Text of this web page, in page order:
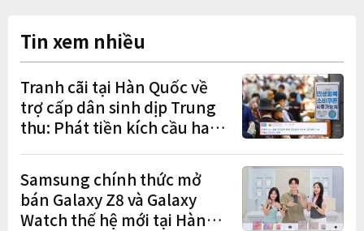
Tin xem nhiều
Tranh cãi tại Hàn Quốc về
trợ cấp dân sinh dịp Trung
thu: Phát tiền kích cầu hay
Samsung chính thức mở
bán Galaxy Z8 và Galaxy
Watch thế hệ mới tại Hàn